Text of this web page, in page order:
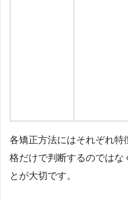
各矯正方法にはそれぞれ特
格だけで判断するのではな
とが大切です。